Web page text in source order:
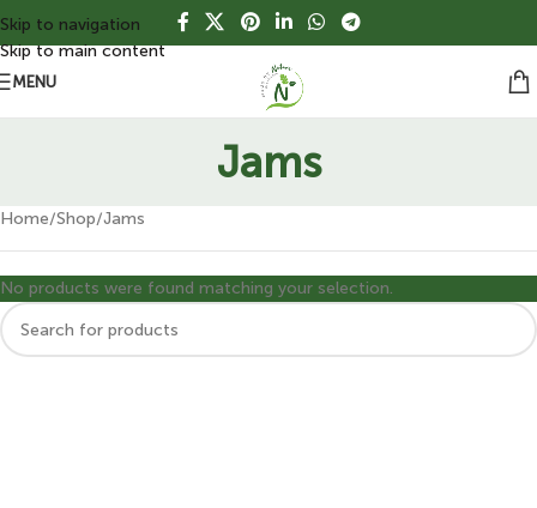
Skip to navigation
Skip to main content
MENU
Jams
Home Shop Jams
No products were found matching your selection.